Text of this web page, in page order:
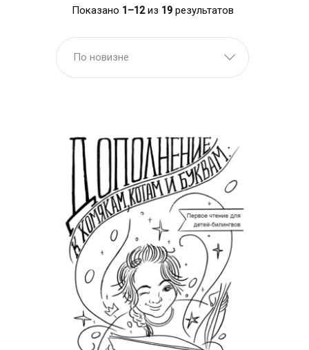
Показано 1–12из 19результатов
По новизне